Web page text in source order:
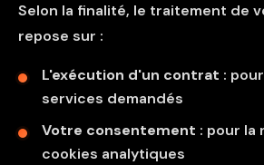
Selon la finalité, le traitement de
repose sur :
L'exécution d'un contrat :
services demandés
Votre consentement : pour la
cookies analytiques